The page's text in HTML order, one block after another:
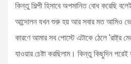
কিন্তু শিল্পী হিসাবে অপমানিত বোধ করেছি
আন্দোলন যখন শুরু হয় আর সবার মত আমিও
কারণে আমার সব পোস্টে এটাকে ঠেলে ‘রাষ্ট্র
যাওয়ার চেষ্টা করছিলাম। কিন্তু কিছুদিন